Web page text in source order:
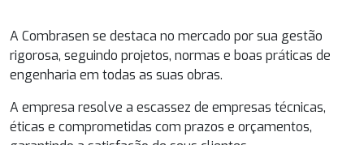
A Combrasen se destaca no mercado por sua gestão
rigorosa, seguindo projetos, normas e boas práticas de
engenharia em todas as suas obras.
A empresa resolve a escassez de empresas técnicas,
éticas e comprometidas com prazos e orçamentos,